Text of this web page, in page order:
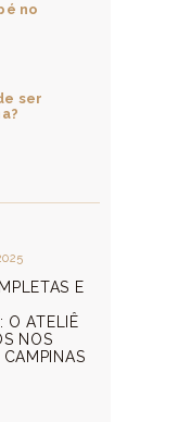
no
ser
E
O ATELIÊ
NOS